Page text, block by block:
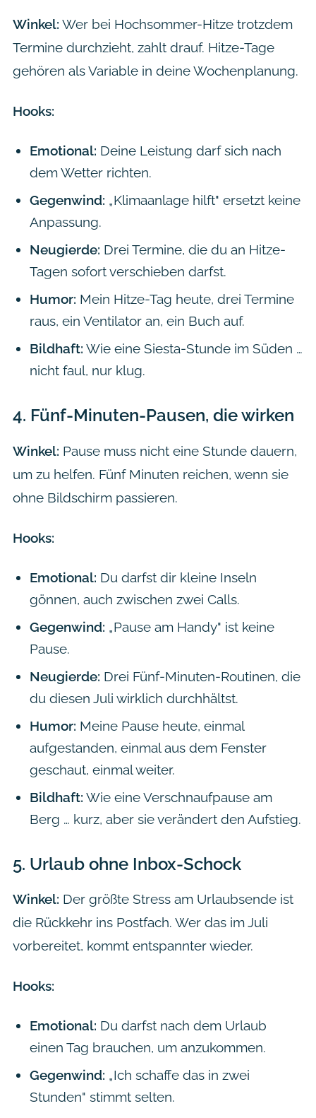
Winkel: Wer bei Hochsommer-Hitze trotzdem
Termine durchzieht, zahlt drauf. Hitze-Tage
gehören als Variable in deine Wochenplanung.
Hooks:
Emotional: Deine Leistung darf sich nach
dem Wetter richten.
Gegenwind: „Klimaanlage hilft" ersetzt keine
Anpassung.
Neugierde: Drei Termine, die du an Hitze-
Tagen sofort verschieben darfst.
Humor: Mein Hitze-Tag heute, drei Termine
raus, ein Ventilator an, ein Buch auf.
Bildhaft: Wie eine Siesta-Stunde im Süden …
nicht faul, nur klug.
4. Fünf-Minuten-Pausen, die wirken
Winkel: Pause muss nicht eine Stunde dauern,
um zu helfen. Fünf Minuten reichen, wenn sie
ohne Bildschirm passieren.
Hooks:
Emotional: Du darfst dir kleine Inseln
gönnen, auch zwischen zwei Calls.
Gegenwind: „Pause am Handy" ist keine
Pause.
Neugierde: Drei Fünf-Minuten-Routinen, die
du diesen Juli wirklich durchhältst.
Humor: Meine Pause heute, einmal
aufgestanden, einmal aus dem Fenster
geschaut, einmal weiter.
Bildhaft: Wie eine Verschnaufpause am
Berg … kurz, aber sie verändert den Aufstieg.
5. Urlaub ohne Inbox-Schock
Winkel: Der größte Stress am Urlaubsende ist
die Rückkehr ins Postfach. Wer das im Juli
vorbereitet, kommt entspannter wieder.
Hooks:
Emotional: Du darfst nach dem Urlaub
einen Tag brauchen, um anzukommen.
Gegenwind: „Ich schaffe das in zwei
Stunden" stimmt selten.